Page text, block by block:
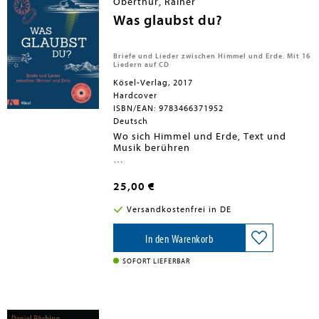
persönlichen Glaubensfragen.
Was glaubst du?
Briefe und Lieder zwischen Himmel und Erde. Mit 16
Liedern auf CD
Kösel-Verlag, 2017
Hardcover
ISBN/EAN: 9783466371952
Deutsch
Wo sich Himmel und Erde, Text und
Musik berühren
der dazugehörigen CD kommen Briefe
und Lieder, Texte und Töne, Worte und
Klänge zusammen und begegnen sich:
Rainer Oberthür schreibt persönliche
Antworten auf 20 erdachte, aber
authentisch formulierte Briefe von
Kindern im Alter von 9-13 Jahren, die
die großen Fragen nach Menschsein in
25,00 €
Versandkostenfrei in DE
In den Warenkorb
SOFORT LIEFERBAR